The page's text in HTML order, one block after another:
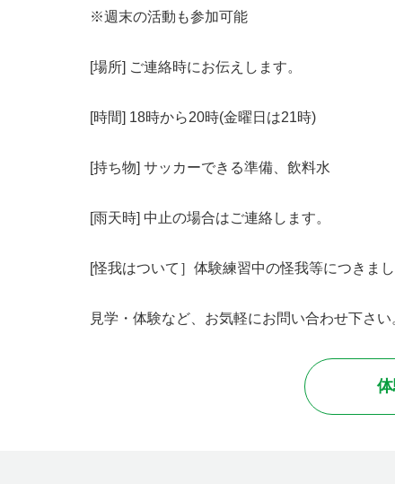
※週末の活動も参加可能
[場所] ご連絡時にお伝えします。
[時間] 18時から20時(金曜日は21時)
[持ち物] サッカーできる準備、飲料水
[雨天時] 中止の場合はご連絡します。
[怪我はついて］体験練習中の怪我等につきま
見学・体験など、お気軽にお問い合わせ下さい